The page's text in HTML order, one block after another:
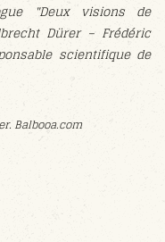
"Deux visions de
Dürer – Frédéric
scientifique de
Balbooa.com